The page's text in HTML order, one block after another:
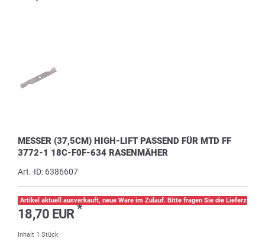
MESSER (37,5CM) HIGH-LIFT PASSEND FÜR MTD FF
3772-1 18C-F0F-634 RASENMÄHER
Art.-ID: 6386607
Artikel aktuell ausverkauft, neue Ware im Zulauf. Bitte fragen Sie die Lieferzeit
18,70 EUR*
Inhalt 1 Stück